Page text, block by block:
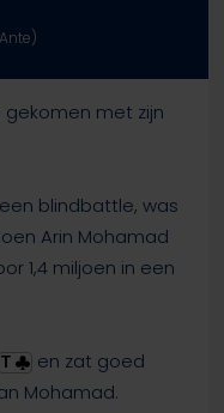
gekomen met zijn
blindbattle, was
Arin Mohamad
1,4 miljoen in een
T
en zat goed
Mohamad.